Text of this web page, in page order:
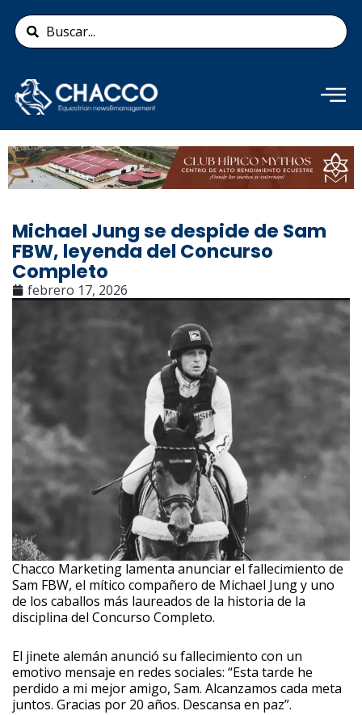
contenido
Search
...
Añade aquí tu texto de
cabecera
Michael Jung se despide de Sam
FBW, leyenda del Concurso
Completo
febrero 17, 2026
Chacco Marketing lamenta anunciar el fallecimiento de
Sam FBW, el mítico compañero de Michael Jung y uno
de los caballos más laureados de la historia de la
disciplina del Concurso Completo.
El jinete alemán anunció su fallecimiento con un
emotivo mensaje en redes sociales: “Esta tarde he
perdido a mi mejor amigo, Sam. Alcanzamos cada meta
juntos. Gracias por 20 años. Descansa en paz”.